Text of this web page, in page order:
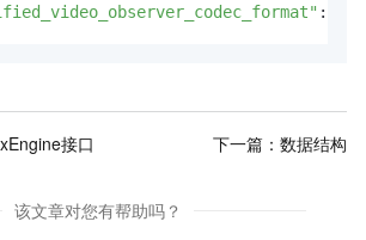
:
接口 下一篇： 数据结构
该文章对您有帮助吗？